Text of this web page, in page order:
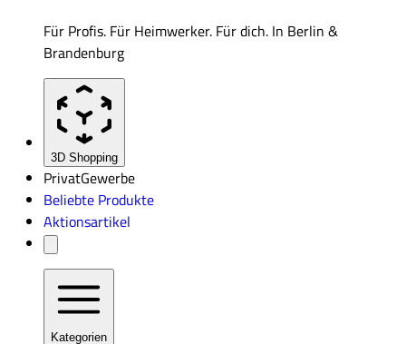
Für Profis. Für Heimwerker. Für dich. In Berlin &
Brandenburg
3D Shopping
PrivatGewerbe
Beliebte Produkte
Aktionsartikel
Kategorien